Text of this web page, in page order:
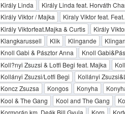
Király Linda
Király Linda feat. Horváth
Király Viktor / Majka
Kiraly Viktor feat.
Király Viktorfeat.Majka & Curtis
Király
Klangkarussell
Klik Klingande
Knoll Gabi & Pásztor Anna
Knoll
Koll?nyi Zsuzsi & Lotfi Begi feat. Majka
Kollányi Zsuzsi/Lotfi Begi
Kollányi
Koncz Zsuzsa
Kongos Konyha
Kool & The Gang
Kool and The Gang
Kormorán km. Deák Bill Gyula
Korn